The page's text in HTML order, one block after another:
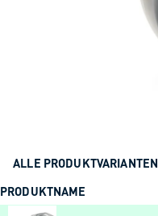
ALLE PRODUKTVARIANTEN
PRODUKTNAME